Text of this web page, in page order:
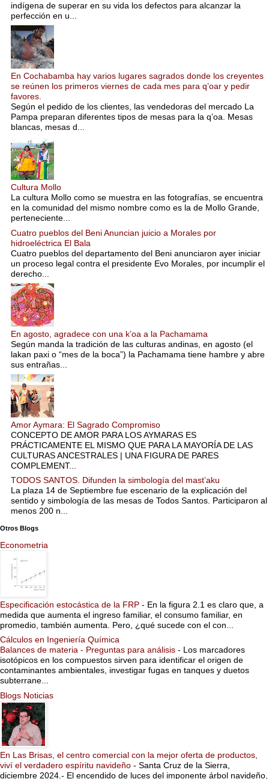
indígena de superar en su vida los defectos para alcanzar la
perfección en u...
En Cochabamba hay varios lugares sagrados donde los creyentes
se reúnen los primeros viernes de cada mes para q’oar y pedir
favores.
Según el pedido de los clientes, las vendedoras del mercado La
Pampa preparan diferentes tipos de mesas para la q’oa. Mesas
blancas, mesas d...
Cultura Mollo
La cultura Mollo como se muestra en las fotografías, se encuentra
en la comunidad del mismo nombre como es la de Mollo Grande,
perteneciente...
Cuatro pueblos del Beni Anuncian juicio a Morales por
hidroeléctrica El Bala
Cuatro pueblos del departamento del Beni anunciaron ayer iniciar
un proceso legal contra el presidente Evo Morales, por incumplir el
derecho...
En agosto, agradece con una k’oa a la Pachamama
Según manda la tradición de las culturas andinas, en agosto (el
lakan paxi o “mes de la boca”) la Pachamama tiene hambre y abre
sus entrañas...
Amor Aymara: El Sagrado Compromiso
CONCEPTO DE AMOR PARA LOS AYMARAS ES
PRÁCTICAMENTE EL MISMO QUE PARA LA MAYORÍA DE LAS
CULTURAS ANCESTRALES | UNA FIGURA DE PARES
COMPLEMENT...
TODOS SANTOS. Difunden la simbología del mast’aku
La plaza 14 de Septiembre fue escenario de la explicación del
sentido y simbología de las mesas de Todos Santos. Participaron al
menos 200 n...
Otros Blogs
Econometria
Especificación estocástica de la FRP - En la figura 2.1 es claro que, a
medida que aumenta el ingreso familiar, el consumo familiar, en
promedio, también aumenta. Pero, ¿qué sucede con el con...
Cálculos en Ingeniería Química
Balances de materia - Preguntas para análisis - Los marcadores
isotópicos en los compuestos sirven para identificar el origen de
contaminantes ambientales, investigar fugas en tanques y duetos
subterrane...
Blogs Noticias
En Las Brisas, el centro comercial con la mejor oferta de productos,
viví el verdadero espíritu navideño - Santa Cruz de la Sierra,
diciembre 2024.- El encendido de luces del imponente árbol navideño,